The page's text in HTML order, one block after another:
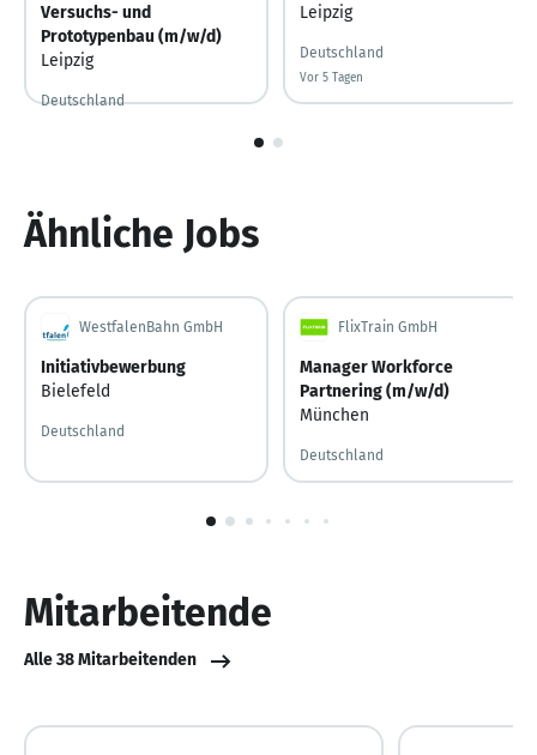
Versuchs- und
Prototypenbau (m/w/d)
Leipzig
Deutschland
Leipzig
Deutschland
Vor 5 Tagen
Vor 5 Tagen veröffentlicht
1
Ähnliche Jobs
WestfalenBahn GmbH
Initiativbewerbung
Bielefeld
Deutschland
FlixTrain GmbH
Manager Workforce
Partnering (m/w/d)
München
Deutschland
1
Mitarbeitende
Alle 38 Mitarbeitenden